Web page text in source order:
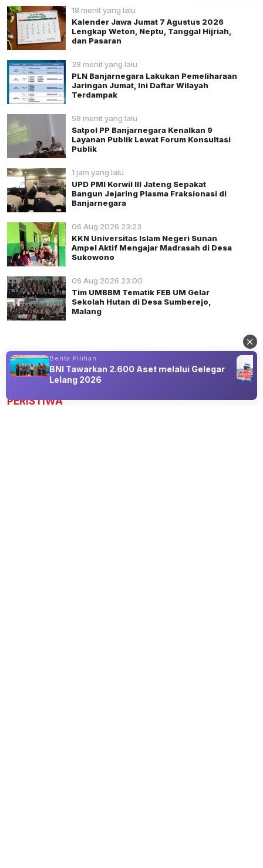
18 menit yang lalu
Kalender Jawa Jumat 7 Agustus 2026
Lengkap Weton, Neptu, Tanggal Hijriah,
dan Pasaran
38 menit yang lalu
PLN Banjarnegara Lakukan Pemeliharaan
Jaringan Jumat, Ini Daftar Wilayah
Terdampak
58 menit yang lalu
Satpol PP Banjarnegara Kenalkan 9
Layanan Publik Lewat Forum Konsultasi
Publik
1 jam yang lalu
UPD PMI Korwil III Jateng Sepakat
Bangun Jejaring Plasma Fraksionasi di
Banjarnegara
06 Aug 2026 23:23
KKN Universitas Islam Negeri Sunan
Ampel Aktif Mengajar Madrasah di Desa
Sukowono
06 Aug 2026 23:00
Tim UMBBM Tematik FEB UM Gelar
Sekolah Hutan di Desa Sumberejo,
Malang
Advertisement
PERISTIWA
Berita Pilihan
BNI Tawarkan 2.600 Aset melalui Gelegar
Lelang 2026